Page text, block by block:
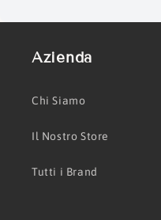
Azienda
Chi Siamo
Il Nostro Store
Tutti i Brand